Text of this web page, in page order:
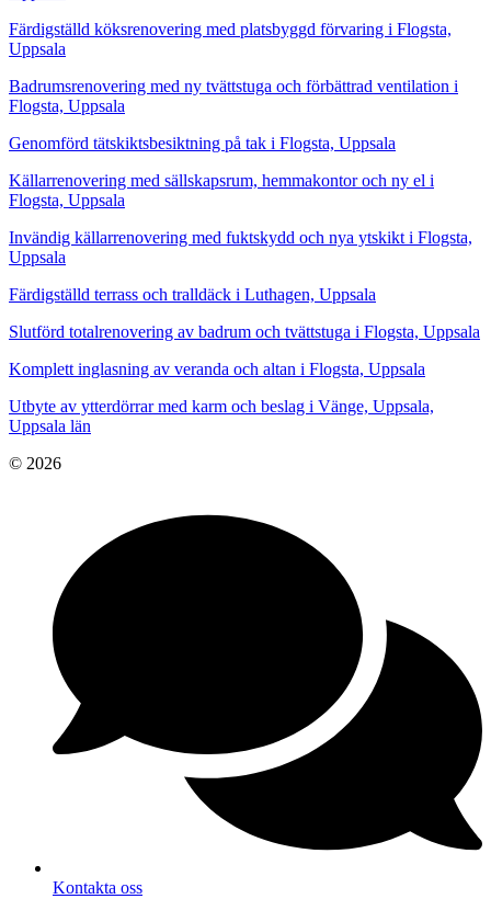
Färdigställd köksrenovering med platsbyggd förvaring i Flogsta,
Uppsala
Badrumsrenovering med ny tvättstuga och förbättrad ventilation i
Flogsta, Uppsala
Genomförd tätskiktsbesiktning på tak i Flogsta, Uppsala
Källarrenovering med sällskapsrum, hemmakontor och ny el i
Flogsta, Uppsala
Invändig källarrenovering med fuktskydd och nya ytskikt i Flogsta,
Uppsala
Färdigställd terrass och tralldäck i Luthagen, Uppsala
Slutförd totalrenovering av badrum och tvättstuga i Flogsta, Uppsala
Komplett inglasning av veranda och altan i Flogsta, Uppsala
Utbyte av ytterdörrar med karm och beslag i Vänge, Uppsala,
Uppsala län
© 2026
Kontakta oss